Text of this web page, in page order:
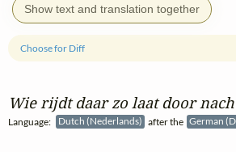
Show text and translation together
Wie rijdt daar zo laat door
Language: Dutch (Nederlands) after the German
Choose for Diff